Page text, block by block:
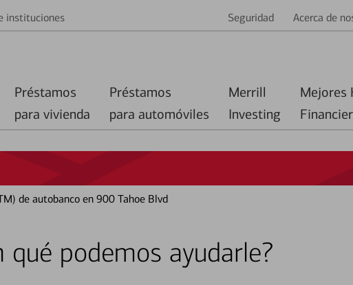
instituciones Seguridad Acerca de
Préstamos
para vivienda
Préstamos
para automóviles
Merrill
Investing
Mejores
de autobanco en 900 Tahoe Blvd
qué podemos ayudarle?